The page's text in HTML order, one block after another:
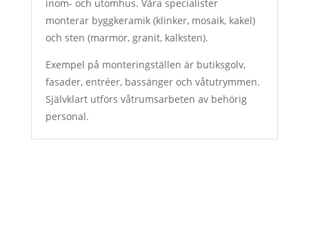
inom- och utomhus. Våra specialister
monterar byggkeramik (klinker, mosaik, kakel)
och sten (marmor, granit, kalksten).
Exempel på monteringställen är butiksgolv,
fasader, entréer, bassänger och våtutrymmen.
Självklart utförs våtrumsarbeten av behörig
personal.